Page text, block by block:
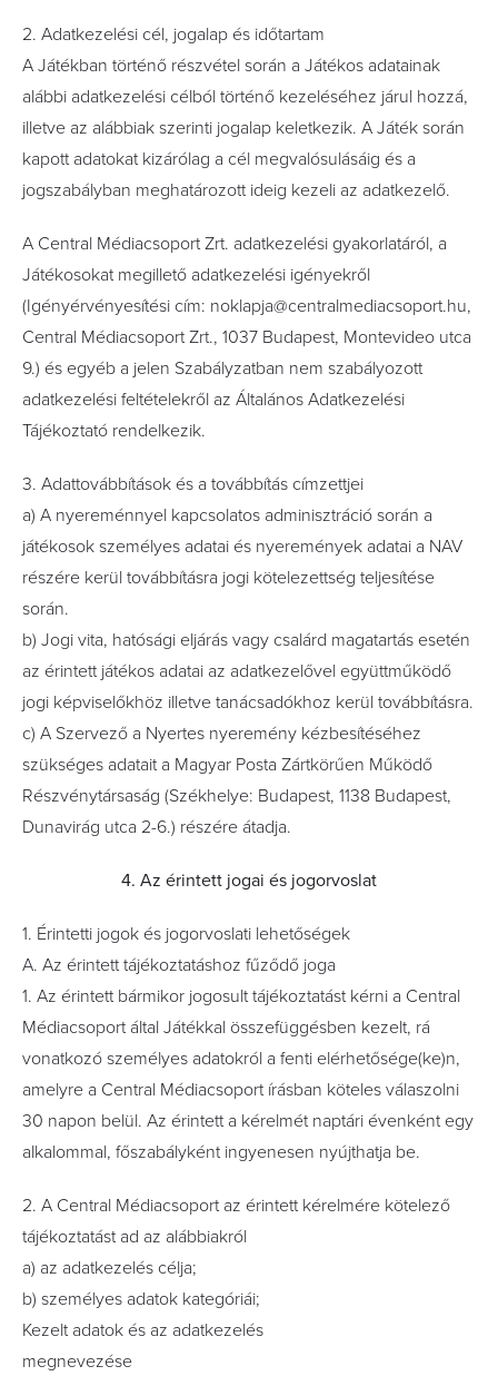
2. Adatkezelési cél, jogalap és időtartam
A Játékban történő részvétel során a Játékos adatainak
alábbi adatkezelési célból történő kezeléséhez járul hozzá,
illetve az alábbiak szerinti jogalap keletkezik. A Játék során
kapott adatokat kizárólag a cél megvalósulásáig és a
jogszabályban meghatározott ideig kezeli az adatkezelő.
A Central Médiacsoport Zrt. adatkezelési gyakorlatáról, a
Játékosokat megillető adatkezelési igényekről
(Igényérvényesítési cím: noklapja@centralmediacsoport.hu,
Central Médiacsoport Zrt., 1037 Budapest, Montevideo utca
9.) és egyéb a jelen Szabályzatban nem szabályozott
adatkezelési feltételekről az Általános Adatkezelési
Tájékoztató rendelkezik.
3. Adattovábbítások és a továbbítás címzettjei
a) A nyereménnyel kapcsolatos adminisztráció során a
játékosok személyes adatai és nyeremények adatai a NAV
részére kerül továbbításra jogi kötelezettség teljesítése
során.
b) Jogi vita, hatósági eljárás vagy csalárd magatartás esetén
az érintett játékos adatai az adatkezelővel együttműködő
jogi képviselőkhöz illetve tanácsadókhoz kerül továbbításra.
c) A Szervező a Nyertes nyeremény kézbesítéséhez
szükséges adatait a Magyar Posta Zártkörűen Működő
Részvénytársaság (Székhelye: Budapest, 1138 Budapest,
Dunavirág utca 2-6.) részére átadja.
4. Az érintett jogai és jogorvoslat
1. Érintetti jogok és jogorvoslati lehetőségek
A. Az érintett tájékoztatáshoz fűződő joga
1. Az érintett bármikor jogosult tájékoztatást kérni a Central
Médiacsoport által Játékkal összefüggésben kezelt, rá
vonatkozó személyes adatokról a fenti elérhetősége(ke)n,
amelyre a Central Médiacsoport írásban köteles válaszolni
30 napon belül. Az érintett a kérelmét naptári évenként egy
alkalommal, főszabályként ingyenesen nyújthatja be.
2. A Central Médiacsoport az érintett kérelmére kötelező
tájékoztatást ad az alábbiakról
a) az adatkezelés célja;
b) személyes adatok kategóriái;
Kezelt adatok és az adatkezelés
megnevezése